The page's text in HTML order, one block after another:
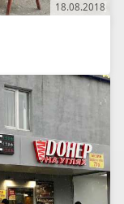
18.08.2018